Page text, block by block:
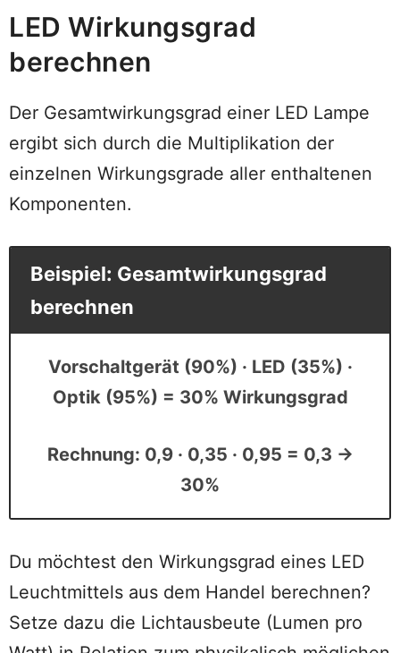
LED Wirkungsgrad
berechnen
Der Gesamtwirkungsgrad einer LED Lampe
ergibt sich durch die Multiplikation der
einzelnen Wirkungsgrade aller enthaltenen
Komponenten.
Beispiel: Gesamtwirkungsgrad
berechnen
Vorschaltgerät (90%) · LED (35%) ·
Optik (95%) = 30% Wirkungsgrad
Rechnung: 0,9 · 0,35 · 0,95 = 0,3 →
30%
Du möchtest den Wirkungsgrad eines LED
Leuchtmittels aus dem Handel berechnen?
Setze dazu die Lichtausbeute (Lumen pro